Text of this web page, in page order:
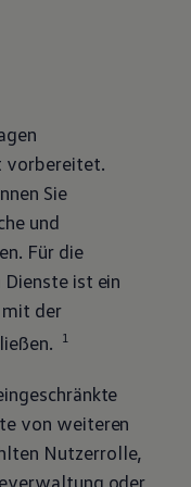
vorbereitet.
Sie
und
Für die
ist ein
der
1
von weiteren
Nutzerrolle,
oder